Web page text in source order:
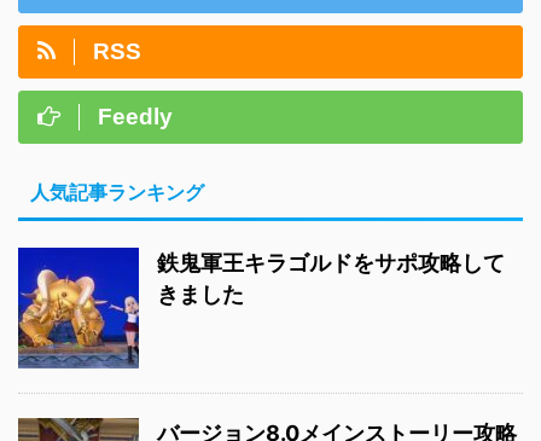
RSS
Feedly
人気記事ランキング
鉄鬼軍王キラゴルドをサポ攻略して
きました
バージョン8.0メインストーリー攻略